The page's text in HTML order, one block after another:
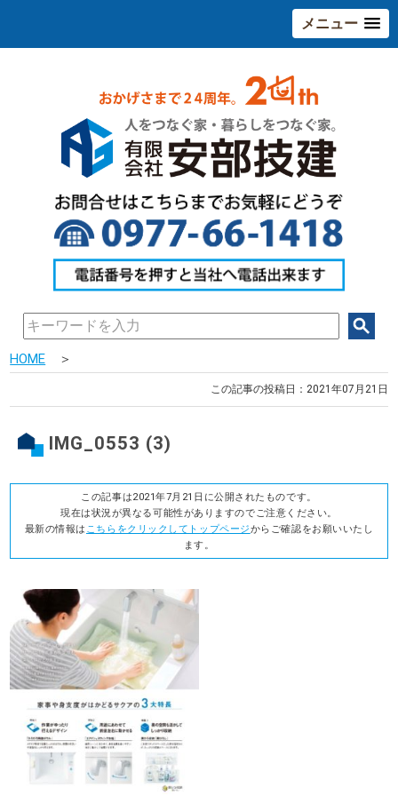
メニュー
HOME ＞
この記事の投稿日：2021年07月21日
IMG_0553 (3)
この記事は2021年7月21日に公開されたものです。
現在は状況が異なる可能性がありますのでご注意ください。
最新の情報は こちらをクリックしてトップページからご確認をお願いいたし
ます。